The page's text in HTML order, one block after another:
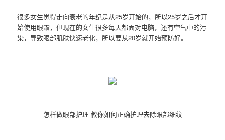
很多女生觉得走向衰老的年纪是从25岁开始的，所以25岁之后才开
始使用眼霜，但现在的女生很多每天都面对电脑，还有空气中的污
染，导致眼部肌肤快速老化，所以要从20岁就开始预防好。
怎样做眼部护理 教你如何正确护理去除眼部细纹